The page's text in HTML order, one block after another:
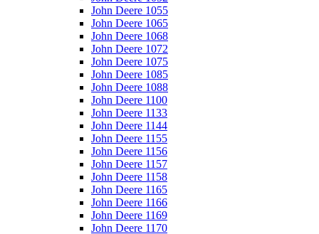
John Deere 1055
John Deere 1065
John Deere 1068
John Deere 1072
John Deere 1075
John Deere 1085
John Deere 1088
John Deere 1100
John Deere 1133
John Deere 1144
John Deere 1155
John Deere 1156
John Deere 1157
John Deere 1158
John Deere 1165
John Deere 1166
John Deere 1169
John Deere 1170